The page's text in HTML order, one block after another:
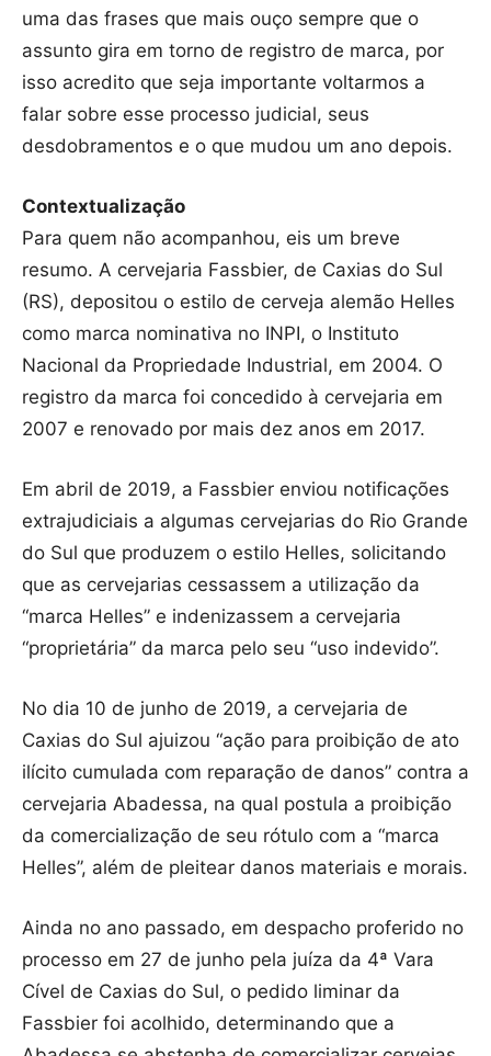
uma das frases que mais ouço sempre que o
assunto gira em torno de registro de marca, por
isso acredito que seja importante voltarmos a
falar sobre esse processo judicial, seus
desdobramentos e o que mudou um ano depois.
Contextualização
Para quem não acompanhou, eis um breve
resumo. A cervejaria Fassbier, de Caxias do Sul
(RS), depositou o estilo de cerveja alemão Helles
como marca nominativa no INPI, o Instituto
Nacional da Propriedade Industrial, em 2004. O
registro da marca foi concedido à cervejaria em
2007 e renovado por mais dez anos em 2017.
Em abril de 2019, a Fassbier enviou notificações
extrajudiciais a algumas cervejarias do Rio Grande
do Sul que produzem o estilo Helles, solicitando
que as cervejarias cessassem a utilização da
“marca Helles” e indenizassem a cervejaria
“proprietária” da marca pelo seu “uso indevido”.
No dia 10 de junho de 2019, a cervejaria de
Caxias do Sul ajuizou “ação para proibição de ato
ilícito cumulada com reparação de danos” contra a
cervejaria Abadessa, na qual postula a proibição
da comercialização de seu rótulo com a “marca
Helles”, além de pleitear danos materiais e morais.
Ainda no ano passado, em despacho proferido no
processo em 27 de junho pela juíza da 4ª Vara
Cível de Caxias do Sul, o pedido liminar da
Fassbier foi acolhido, determinando que a